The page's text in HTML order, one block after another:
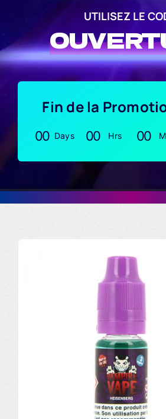
UTILISEZ LE
Fin de la
00 Days 00 Hrs 00